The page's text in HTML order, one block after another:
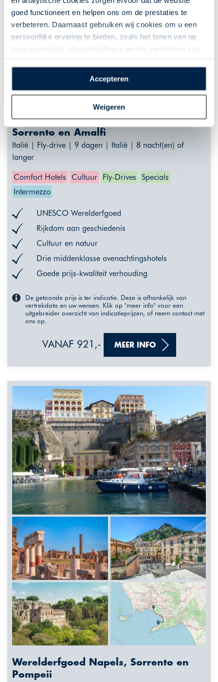
goed functioneert en helpen ons om de prestaties te
verbeteren. Daarnaast gebruiken wij cookies om u een
persoonlijke ervaring te bieden, zoals het tonen van op
maat gemaakte reisaanbiedingen en het verbeteren van
plaatsen van alle hierboven beschreven cookies en
technologieën, waarmee persoonlijke gegevens kunnen
worden verzameld. Indien u kiest voor “Weigeren”
plaatsen wij enkel functionele cookies, en zal er geen
sprake zijn van gepersonaliseerde content.
Accepteren
Weigeren
Unesco Werelderfgoed Rome, Napels,
Sorrento en Amalfi
Italië | Fly-drive | 9 dagen | Italië | 8 nacht(en) of
langer
Comfort Hotels Cultuur Fly-Drives
Specials
Intermezzo
UNESCO Werelderfgoed
Rijkdom aan geschiedenis
Cultuur en natuur
Drie middenklasse ovenachtingshotels
Goede prijs-kwaliteit verhouding
De getoonde prijs is ter indicatie. Deze is afhankelijk van
vertrekdata en uw wensen. Klik op "meer info" voor een
uitgebreider overzicht van indicatieprijzen, of neem contact met
ons op.
VANAF 921,- MEER INFO
Werelderfgoed Napels, Sorrento en
Pompeii